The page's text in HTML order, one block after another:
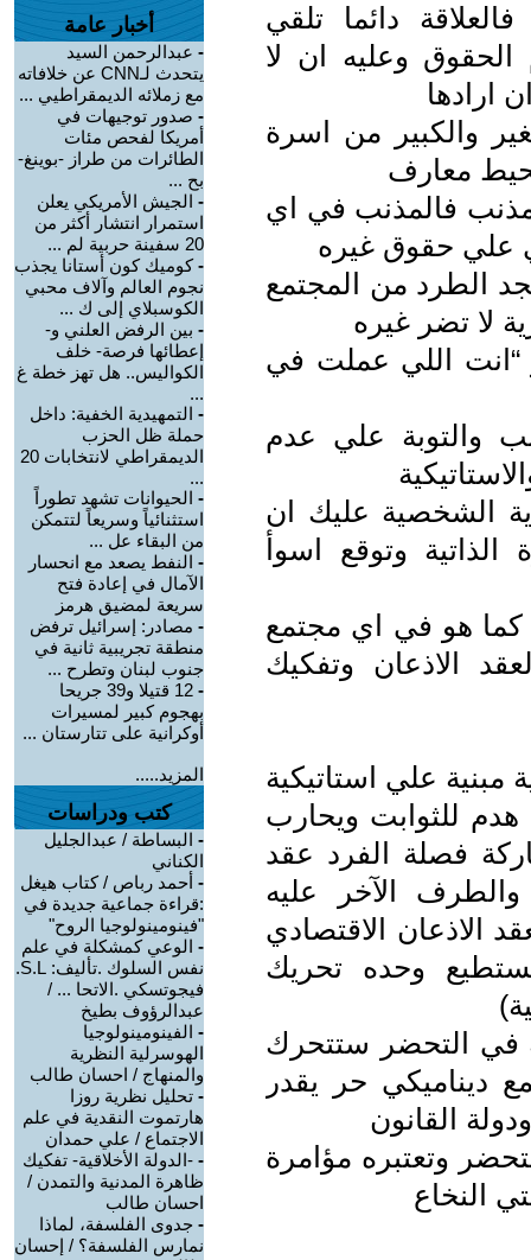
دائما تلقي
وعليه ان لا
ارادها
والكبير من اسرة
معارف
مذنب فالمذنب في اي
علي حقوق غيره
الطرد من المجتمع
لا تضر غيره
“انت اللي عملت في
والتوبة علي عدم
الشخصية عليك ان
الذاتية وتوقع اسوأ
كما هو في اي مجتمع
الاذعان وتفكيك
مبنية علي استاتيكية
للثوابت ويحارب
فصلة الفرد عقد
الآخر عليه
الاذعان الاقتصادي
وحده تحريك
في التحضر ستتحرك
ديناميكي حر يقدر
القانون
وتعتبره مؤامرة
النخاع
أخبار عامة
- عبدالرحمن السيد
يتحدث لـCNN عن خلافاته
مع زملائه الديمقراطيي ...
- صدور توجيهات في
أمريكا لفحص مئات
الطائرات من طراز -بوينغ-
بح ...
- الجيش الأمريكي يعلن
استمرار انتشار أكثر من
20 سفينة حربية لم ...
-كوميك كون أستانا يجذب
نجوم العالم وآلاف محبي
الكوسبلاي إلى ك ...
- بين الرفض العلني و-
إعطائها فرصة- خلف
الكواليس.. هل تهز خطة غ
...
- التمهيدية الخفية: داخل
حملة ظل الحزب
الديمقراطي لانتخابات 20
...
- الحيوانات تشهد تطوراً
استثنائياً وسريعاً لتتمكن
من البقاء عل ...
- النفط يصعد مع انحسار
الآمال في إعادة فتح
سريعة لمضيق هرمز
- مصادر: إسرائيل ترفض
منطقة تجريبية ثانية في
جنوب لبنان وتطرح ...
-
12 قتيلا و39 جريحا
بهجوم كبير لمسيرات
أوكرانية على تتارستان ...
المزيد.....
كتب ودراسات
- البساطة / عبدالجليل
الكناني
- أحمد رباص / كتاب هيغل
:قراءة جماعية جديدة في
"فينومينولوجيا الروح"
- الوعي كمشكلة في علم
نفس السلوك .تأليف: S.L.
فيجوتسكي .الاتحا ... /
عبدالرؤوف بطيخ
- الفينومينولوجيا
الهوسرلية النظرية
والمنهاج / احسان طالب
- تحليل نظرية روزا
هارتموت النقدية في علم
الاجتماع / علي حمدان
- -الدولة الأخلاقية- تفكيك
ظاهرة المدنية والتمدن /
احسان طالب
- جدوى الفلسفة، لماذا
نمارس الفلسفة؟ / إحسان